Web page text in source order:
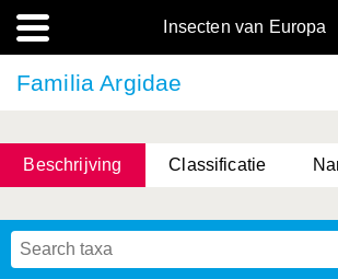
Insecten van Europa
Familia Argidae
Beschrijving Classificatie